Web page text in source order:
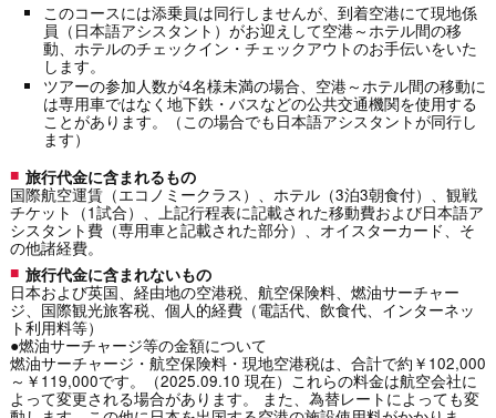
このコースには添乗員は同行しませんが、到着空港にて現地係
員（日本語アシスタント）がお迎えして空港～ホテル間の移
動、ホテルのチェックイン・チェックアウトのお手伝いをいた
します。
ツアーの参加人数が4名様未満の場合、空港～ホテル間の移動に
は専用車ではなく地下鉄・バスなどの公共交通機関を使用する
ことがあります。（この場合でも日本語アシスタントが同行し
ます）
旅行代金に含まれるもの
国際航空運賃（エコノミークラス）、ホテル（3泊3朝食付）、観戦
チケット（1試合）、上記行程表に記載された移動費および日本語ア
シスタント費（専用車と記載された部分）、オイスターカード、そ
の他諸経費。
旅行代金に含まれないもの
日本および英国、経由地の空港税、航空保険料、燃油サーチャー
ジ、国際観光旅客税、個人的経費（電話代、飲食代、インターネッ
ト利用料等）
●燃油サーチャージ等の金額について
燃油サーチャージ・航空保険料・現地空港税は、合計で約￥102,000
～￥119,000です。（2025.09.10 現在）これらの料金は航空会社に
よって変更される場合があります。 また、為替レートによっても変